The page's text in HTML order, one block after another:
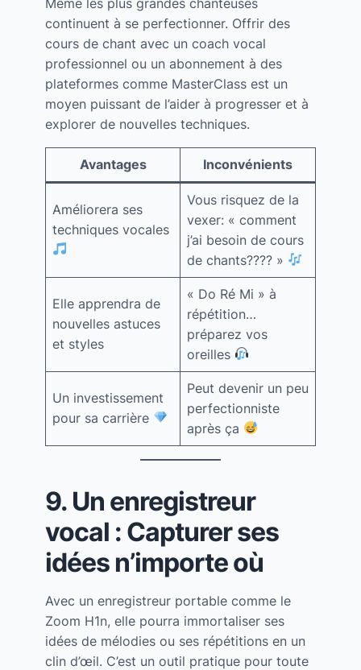
continuent à se perfectionner. Offrir des
cours de chant avec un coach vocal
professionnel ou un abonnement à des
plateformes comme MasterClass est un
moyen puissant de l’aider à progresser et à
explorer de nouvelles techniques.
Avantages Inconvénients
Améliorera ses
techniques vocales
Vous risquez de la
vexer: « comment
j’ai besoin de cours
de chants???? »
Elle apprendra de
nouvelles astuces
et styles
« Do Ré Mi » à
répétition…
préparez vos
oreilles
Un investissement
pour sa carrière
Peut devenir un peu
perfectionniste
après ça
9. Un enregistreur
vocal : Capturer ses
idées n’importe où
Avec un enregistreur portable comme le
Zoom H1n, elle pourra immortaliser ses
idées de mélodies ou ses répétitions en un
clin d’œil. C’est un outil pratique pour toute